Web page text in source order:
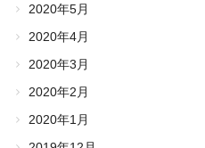
2020年5月
2020年4月
2020年3月
2020年2月
2020年1月